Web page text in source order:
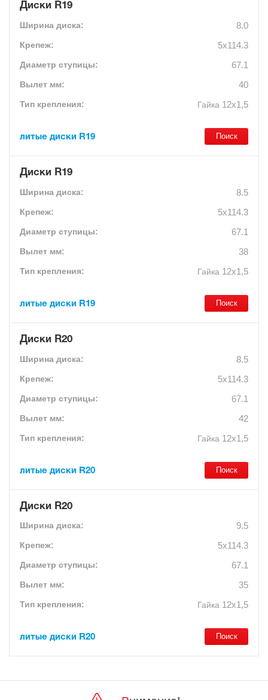
Диски R19
8.0
5x114.3
67.1
40
Гайка 12х1,5
литые диски R19
Диски R19
8.5
5x114.3
67.1
38
Гайка 12х1,5
литые диски R19
Диски R20
8.5
5x114.3
67.1
42
Гайка 12х1,5
литые диски R20
Диски R20
9.5
5x114.3
67.1
35
Гайка 12х1,5
литые диски R20